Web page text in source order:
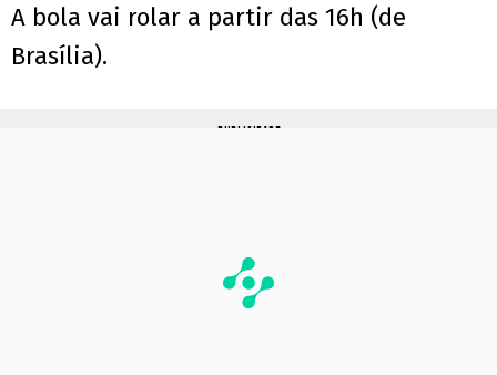
A bola vai rolar a partir das 16h (de
Brasília).
PUBLICIDADE